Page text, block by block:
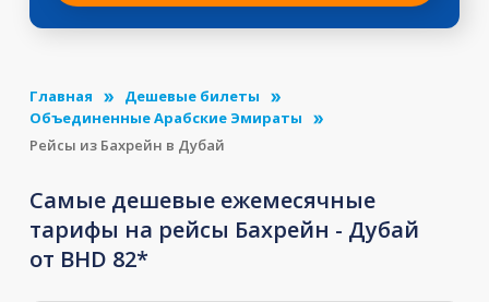
Главная
Дешевые билеты
Объединенные Арабские Эмираты
Рейсы из Бахрейн в Дубай
Самые дешевые ежемесячные
тарифы на рейсы Бахрейн - Дубай
от BHD 82*